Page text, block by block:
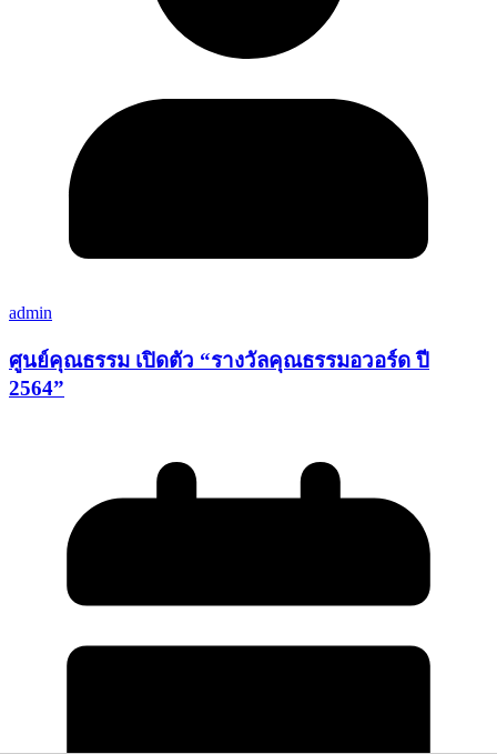
admin
ศูนย์คุณธรรม เปิดตัว “รางวัลคุณธรรมอวอร์ด ปี
2564”